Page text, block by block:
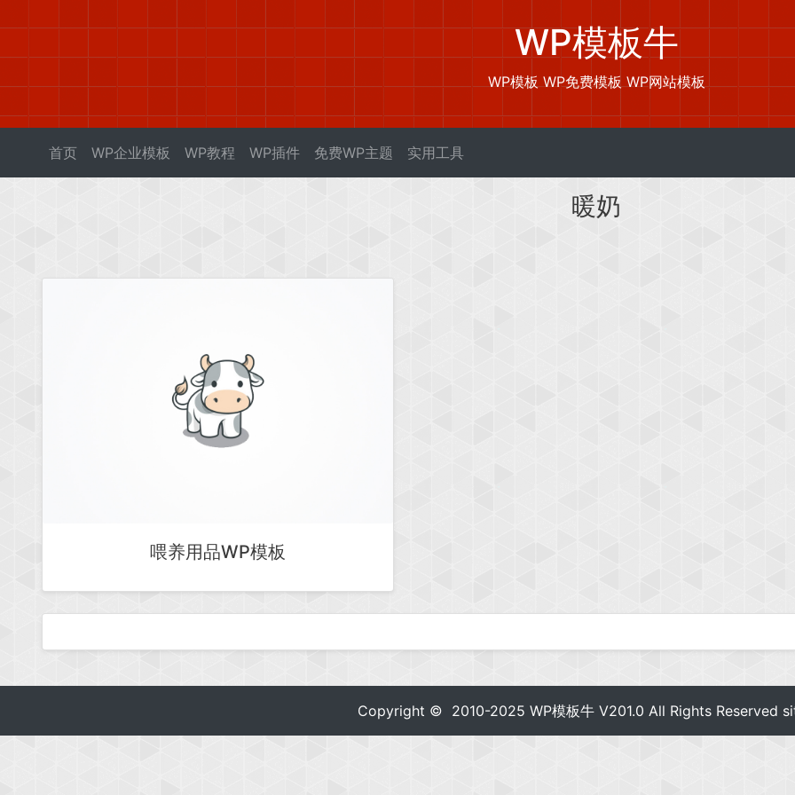
WP模板牛
WP模板 WP免费模板 WP网站模板
首页 WP企业模板 WP教程 WP插件 免费WP主题 实用工具
暖奶
喂养用品WP模板
Copyright © 2010-2025 WP模板牛V201.0 All Rights Reserved